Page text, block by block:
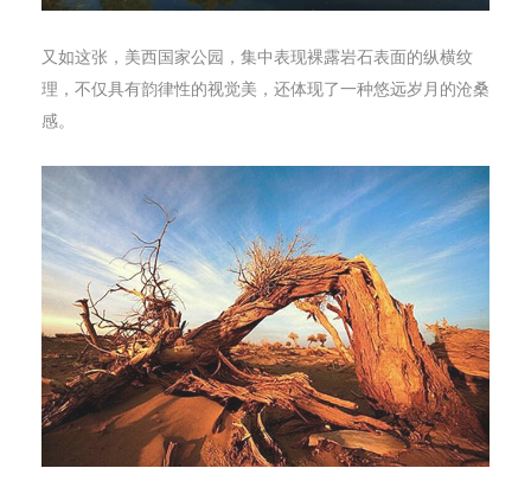
又如这张，美西国家公园，集中表现裸露岩石表面的纵横纹
理，不仅具有韵律性的视觉美，还体现了一种悠远岁月的沧桑
感。